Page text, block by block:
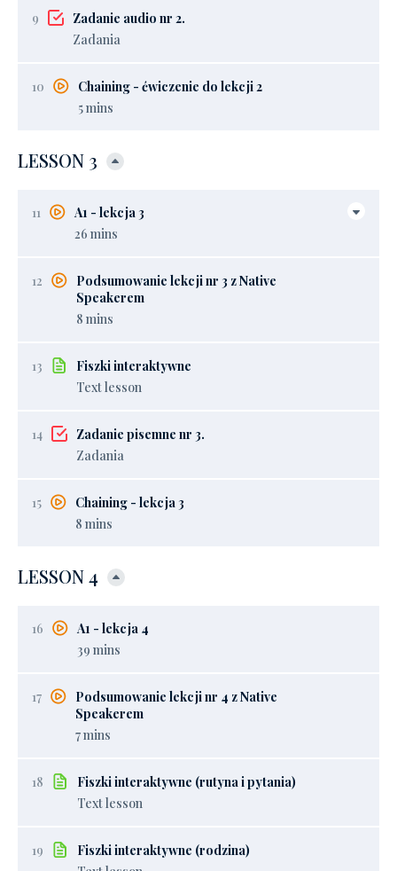
9
Zadanie audio nr 2.
Zadania
10
Chaining - ćwiczenie do lekcji 2
5 mins
LESSON 3
11
A1 - lekcja 3
26 mins
12
Podsumowanie lekcji nr 3 z Native
Speakerem
8 mins
13
Fiszki interaktywne
Text lesson
14
Zadanie pisemne nr 3.
Zadania
15
Chaining - lekcja 3
8 mins
LESSON 4
16
A1 - lekcja 4
39 mins
17
Podsumowanie lekcji nr 4 z Native
Speakerem
7 mins
18
Fiszki interaktywne (rutyna i pytania)
Text lesson
19
Fiszki interaktywne (rodzina)